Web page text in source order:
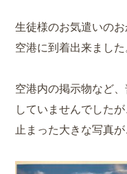
生徒様のお気遣いの
空港に到着出来ました
空港内の掲示物など
していませんでした
止まった大きな写真